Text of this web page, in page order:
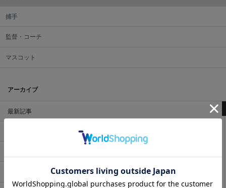
捕手
監督・コーチ
マスコット
アーカイブ
最新記事